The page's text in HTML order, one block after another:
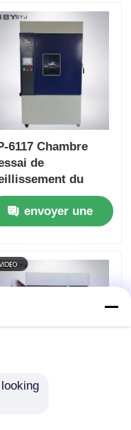
d'utilisation
0,05 à 0,30 MPa
6117 Chambre
de
du
avec une
à xénon à arc
refroidie à l'air
précis de
à 340 nm
envoyer une
6111 Chambre